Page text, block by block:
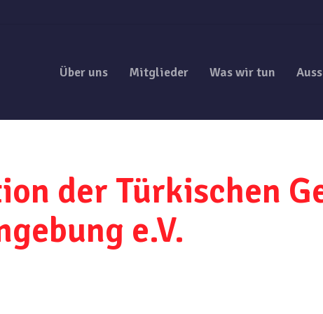
Über uns Mitglieder Was wir tun
der Türkischen
e.V.